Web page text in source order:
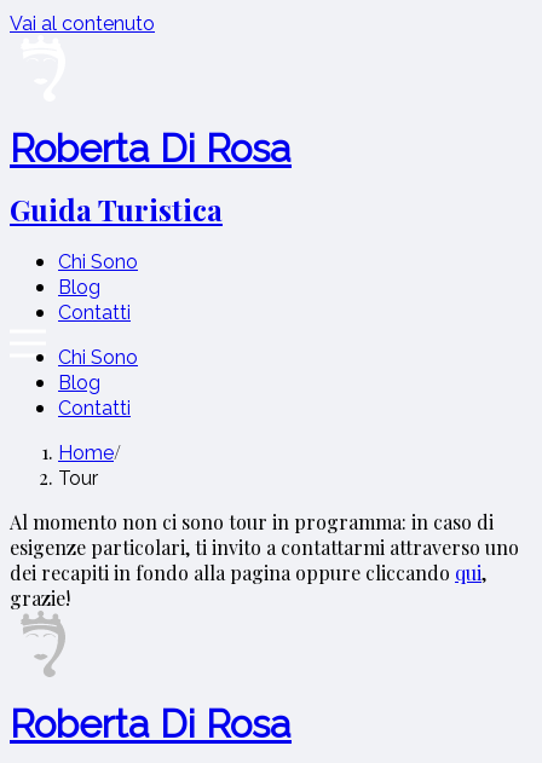
Vai al contenuto
Roberta Di Rosa
Guida Turistica
Chi Sono
Blog
Contatti
Chi Sono
Blog
Contatti
Home/
Tour
Al momento non ci sono tour in programma: in caso di
esigenze particolari, ti invito a contattarmi attraverso uno
dei recapiti in fondo alla pagina oppure cliccando qui,
grazie!
Roberta Di Rosa